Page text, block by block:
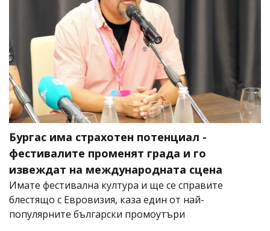
Бургас има страхотен потенциал -
фестивалите променят града и го
извеждат на международната сцена
Имате фестивална култура и ще се справите
блестящо с Евровизия, каза един от най-
популярните български промоутъри